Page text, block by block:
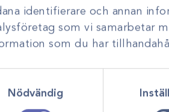
identifierare och annan
som vi samarbetar
som du har
Nödvändig